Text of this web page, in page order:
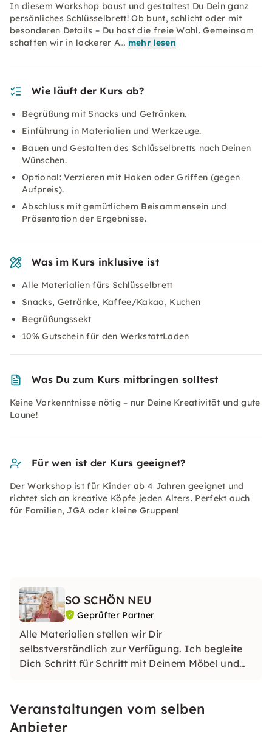
In diesem Workshop baust und gestaltest Du Dein ganz
persönliches Schlüsselbrett! Ob bunt, schlicht oder mit
besonderen Details – Du hast die freie Wahl. Gemeinsam
schaffen wir in lockerer A… mehr lesen
Wie läuft der Kurs ab?
Begrüßung mit Snacks und Getränken.
Einführung in Materialien und Werkzeuge.
Bauen und Gestalten des Schlüsselbretts nach Deinen
Wünschen.
Optional: Verzieren mit Haken oder Griffen (gegen
Aufpreis).
Abschluss mit gemütlichem Beisammensein und
Präsentation der Ergebnisse.
Was im Kurs inklusive ist
Alle Materialien fürs Schlüsselbrett
Snacks, Getränke, Kaffee/Kakao, Kuchen
Begrüßungssekt
10% Gutschein für den WerkstattLaden
Was Du zum Kurs mitbringen solltest
Keine Vorkenntnisse nötig – nur Deine Kreativität und gute
Laune!
Für wen ist der Kurs geeignet?
Der Workshop ist für Kinder ab 4 Jahren geeignet und
richtet sich an kreative Köpfe jeden Alters. Perfekt auch
für Familien, JGA oder kleine Gruppen!
SO SCHÖN NEU
Geprüfter Partner
Alle Materialien stellen wir Dir
selbstverständlich zur Verfügung. Ich begleite
Dich Schritt für Schritt mit Deinem Möbel und
Ticks
Veranstaltungen vom selben
Anbieter